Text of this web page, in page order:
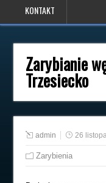
KONTAKT
Zarybianie
Trzesiecko
admin 26
Zarybienia